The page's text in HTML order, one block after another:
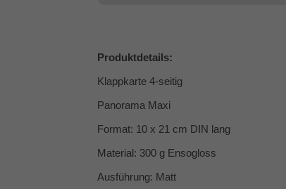
Produktdetails:
Klappkarte 4-seitig
Panorama Maxi
Format: 10 x 21 cm DIN lang
Material: 300 g Ensogloss
Ausführung: Matt